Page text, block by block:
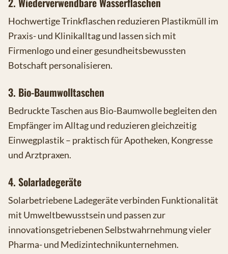
Hochwertige Trinkflaschen reduzieren Plastikmüll im
Praxis- und Klinikalltag und lassen sich mit
Firmenlogo und einer gesundheitsbewussten
Botschaft personalisieren.
3. Bio-Baumwolltaschen
Bedruckte Taschen aus Bio-Baumwolle begleiten den
Empfänger im Alltag und reduzieren gleichzeitig
Einwegplastik – praktisch für Apotheken, Kongresse
und Arztpraxen.
4. Solarladegeräte
Solarbetriebene Ladegeräte verbinden Funktionalität
mit Umweltbewusstsein und passen zur
innovationsgetriebenen Selbstwahrnehmung vieler
Pharma- und Medizintechnikunternehmen.